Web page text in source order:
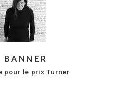
pour le prix Turner